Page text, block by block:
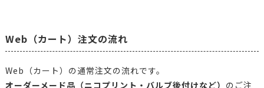
Web（カート）注文の流れ
Web（カート）の通常注文の流れです。
オーダーメード品（ニコプリント・バルブ後付けなど） のご注